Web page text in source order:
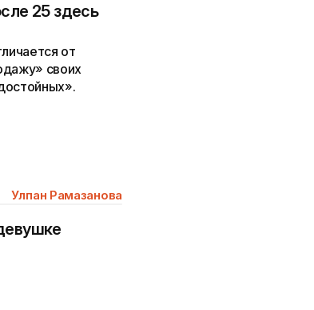
25 здесь
от
своих
Улпан Рамазанова